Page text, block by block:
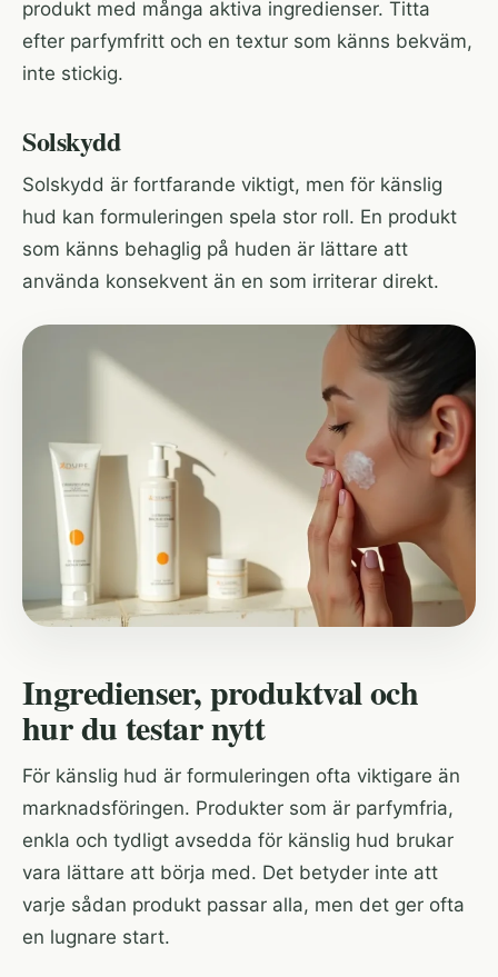
produkt med många aktiva ingredienser. Titta
efter parfymfritt och en textur som känns bekväm,
inte stickig.
Solskydd
Solskydd är fortfarande viktigt, men för känslig
hud kan formuleringen spela stor roll. En produkt
som känns behaglig på huden är lättare att
använda konsekvent än en som irriterar direkt.
Ingredienser, produktval och
hur du testar nytt
För känslig hud är formuleringen ofta viktigare än
marknadsföringen. Produkter som är parfymfria,
enkla och tydligt avsedda för känslig hud brukar
vara lättare att börja med. Det betyder inte att
varje sådan produkt passar alla, men det ger ofta
en lugnare start.